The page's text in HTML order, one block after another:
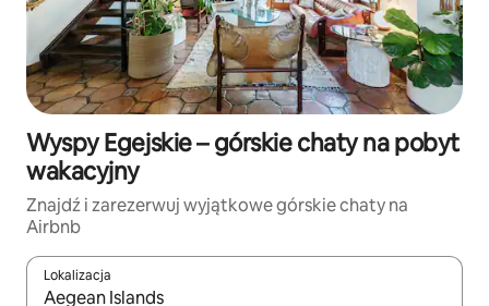
Wyspy Egejskie – górskie chaty na pobyt
wakacyjny
Znajdź i zarezerwuj wyjątkowe górskie chaty na
Airbnb
Lokalizacja
Gdy wyniki będą dostępne, możesz poruszać się po nich za